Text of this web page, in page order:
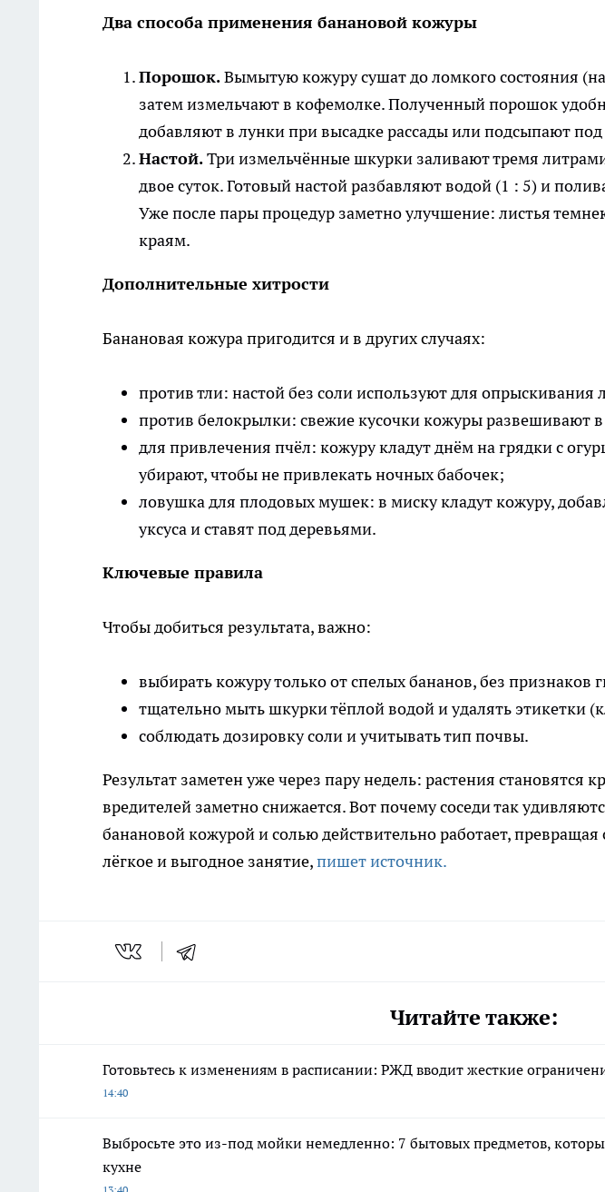
Два способа применения банановой кожуры
Порошок.Вымытую кожуру сушат до ломкого состояния
затем измельчают в кофемолке. Полученный порошок
добавляют в лунки при высадке рассады или подсыпают
Настой.Три измельчённые шкурки заливают тремя
двое суток. Готовый настой разбавляют водой (1 : 5) и
Уже после пары процедур заметно улучшение: листья
краям.
Дополнительные хитрости
Банановая кожура пригодится и в других случаях:
против тли: настой без соли используют для опрыскивания
против белокрылки: свежие кусочки кожуры развешивают
для привлечения пчёл: кожуру кладут днём на грядки с
убирают, чтобы не привлекать ночных бабочек;
ловушка для плодовых мушек: в миску кладут кожуру,
уксуса и ставят под деревьями.
Ключевые правила
Чтобы добиться результата, важно:
выбирать кожуру только от спелых бананов, без признаков
тщательно мыть шкурки тёплой водой и удалять этикетки
соблюдать дозировку соли и учитывать тип почвы.
Результат заметен уже через пару недель: растения становятся
вредителей заметно снижается. Вот почему соседи так
банановой кожурой и солью действительно работает,
лёгкое и выгодное занятие,пишет источник.
Читайте также:
Готовьтесь к изменениям в расписании: РЖД вводит жесткие
14:40
Выбросьте это из-под мойки немедленно: 7 бытовых предметов,
кухне